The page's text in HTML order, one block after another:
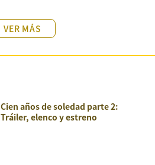
VER MÁS
Cien años de soledad parte 2:
Tráiler, elenco y estreno